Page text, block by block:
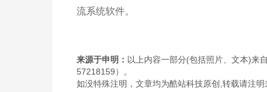
流系统软件。
来源于申明： 以上内容一部分(包括照片、文本)来
57218159）。
如没特殊注明，文章均为酷站科技原创,转载请注